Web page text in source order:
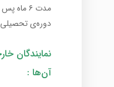
مدت ۶ ماه
دوره‌ی تحصیلی
نمایندگان
آن‌ها :